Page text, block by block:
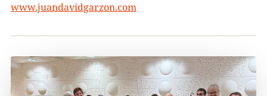
www.juandavidgarzon.com